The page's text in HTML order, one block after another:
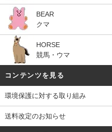
BEAR
クマ
HORSE
競馬・ウマ
コンテンツを見る
環境保護に対する取り組み
送料改定のお知らせ